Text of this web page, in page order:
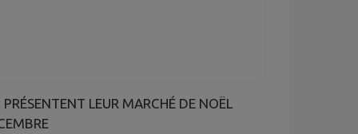
LEUR MARCHÉ DE NOËL